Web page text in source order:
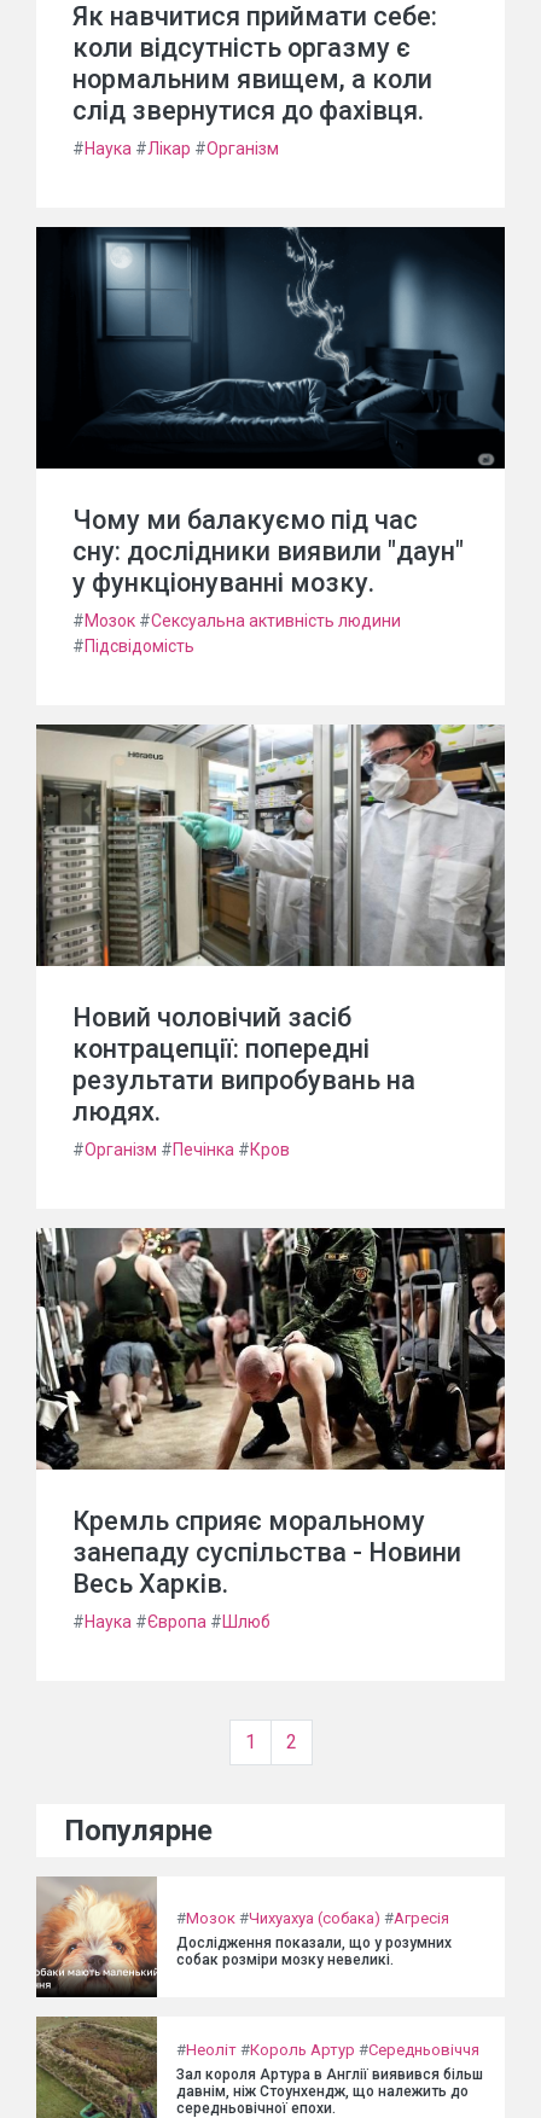
Як навчитися приймати себе:
коли відсутність оргазму є
нормальним явищем, а коли
слід звернутися до фахівця.
#Наука #Лікар #Організм
Чому ми балакуємо під час
сну: дослідники виявили "даун"
у функціонуванні мозку.
#Мозок #Сексуальна активність людини
#Підсвідомість
Новий чоловічий засіб
контрацепції: попередні
результати випробувань на
людях.
#Організм #Печінка #Кров
Кремль сприяє моральному
занепаду суспільства - Новини
Весь Харків.
#Наука #Європа #Шлюб
1 2
Популярне
#Мозок #Чихуахуа (собака) #Агресія
Дослідження показали, що у розумних
собак розміри мозку невеликі.
#Неоліт #Король Артур #Середньовіччя
Зал короля Артура в Англії виявився більш
давнім, ніж Стоунхендж, що належить до
середньовічної епохи.